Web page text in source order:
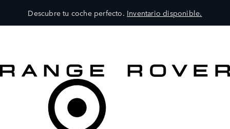
Descubre tu coche perfecto. Inventario disponible.